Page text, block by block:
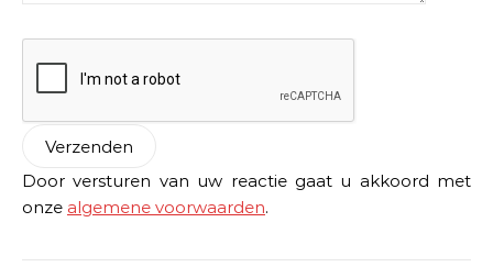
Door versturen van uw reactie gaat u akkoord met
onze algemene voorwaarden.